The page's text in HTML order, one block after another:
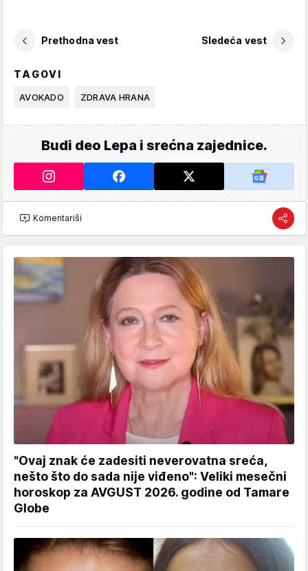
Prethodna vest Sledeća vest
TAGOVI
AVOKADO ZDRAVA HRANA
Budi deo Lepa i srećna zajednice.
Komentariši
"Ovaj znak će zadesiti neverovatna sreća,
nešto što do sada nije viđeno": Veliki mesečni
horoskop za AVGUST 2026. godine od Tamare
Globe